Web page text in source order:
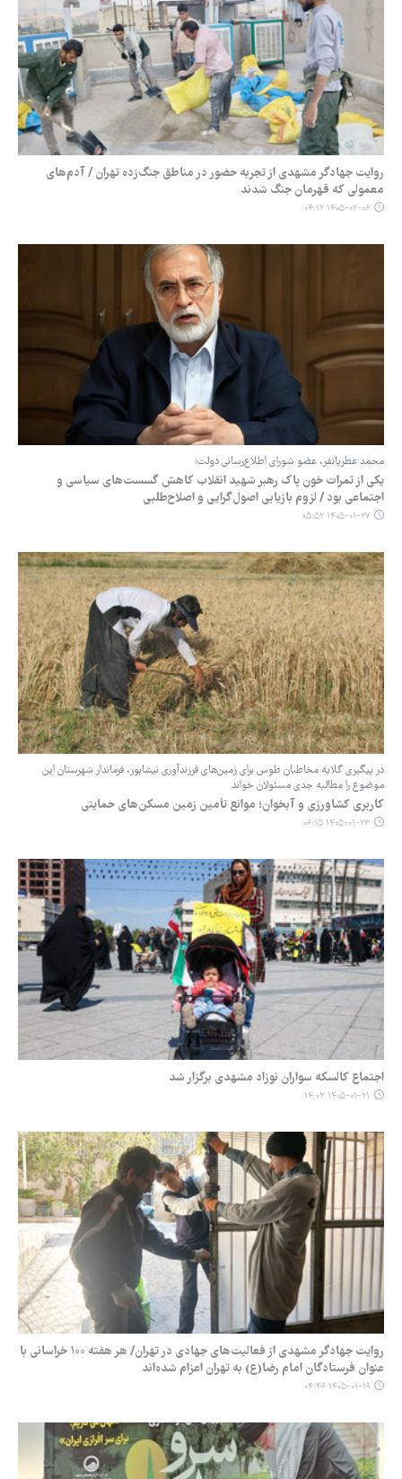
روایت جهادگر مشهدی از تجربه حضور در مناطق جنگ‌زده تهران / آدم‌های
معمولی که قهرمان جنگ شدند
۱۴۰۵-۰۲-۰۶ ۰۴:۱۲
محمد عطریانفر، عضو شورای اطلاع‌رسانی دولت:
یکی از ثمرات خون پاک رهبر شهید انقلاب کاهش گسست‌های سیاسی و
اجتماعی بود / لزوم بازیابی اصول‌گرایی و اصلاح‌طلبی
۱۴۰۵-۰۱-۲۷ ۰۵:۵۲
در پیگیری‌ گلایه مخاطبان طوس برای زمین‌های فرزندآوری نیشابور، فرماندار شهرستان این
موضوع را مطالبه جدی مسئولان خواند
کاربری کشاورزی و آبخوان؛ موانع تأمین زمین مسکن‌های حمایتی
۱۴۰۵-۰۱-۲۳ ۰۶:۱۵
اجتماع کالسکه سواران نوزاد مشهدی برگزار شد
۱۴۰۵-۰۱-۲۱ ۱۴:۰۳
روایت‌ جهادگر مشهدی از فعالیت‌های جهادی در تهران/ هر هفته ۱۰۰ خراسانی با
عنوان فرستادگان امام رضا(ع) به تهران اعزام شده‌اند
۱۴۰۵-۰۱-۱۹ ۰۴:۴۶